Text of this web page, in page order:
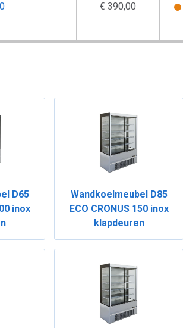
€ 390,00
D65
inox
Wandkoelmeubel D85
ECO CRONUS 150 inox
klapdeuren